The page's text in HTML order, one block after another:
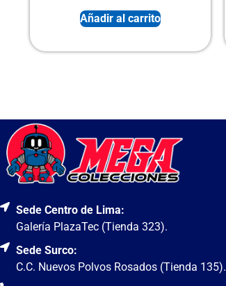
Añadir al carrito
Sede Centro de Lima:
Galería PlazaTec (Tienda 323).
Sede Surco:
C.C. Nuevos Polvos Rosados (Tienda 135).